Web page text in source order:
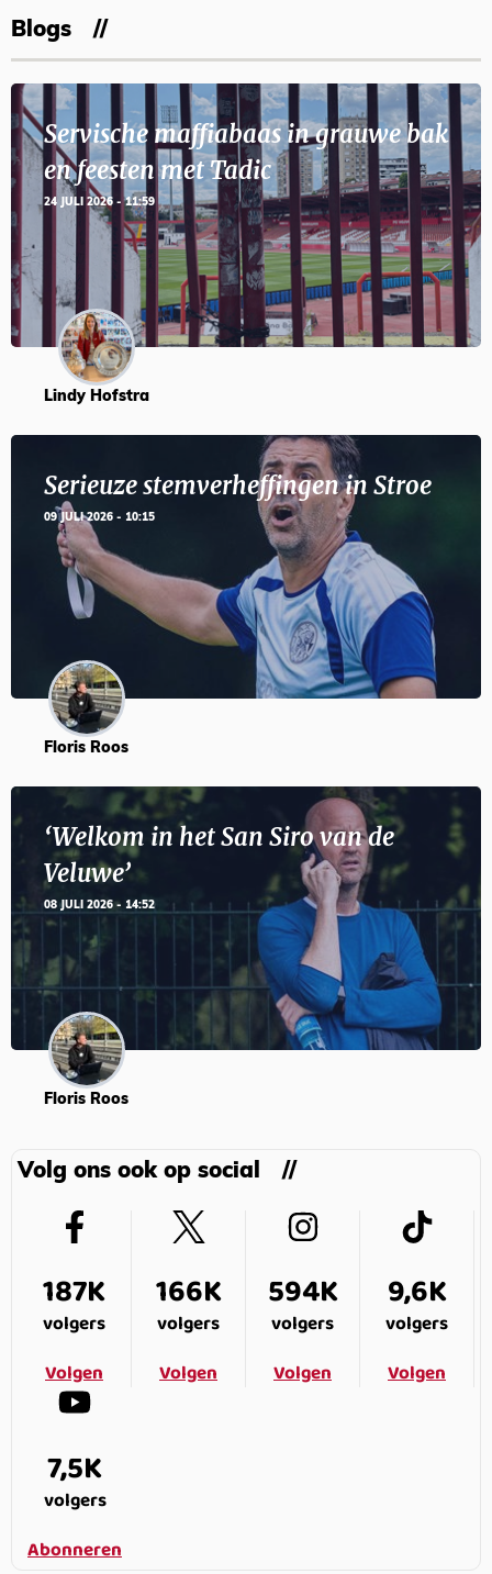
Blogs
Servische maffiabaas in grauwe bak
en feesten met Tadic
24 JULI 2026 - 11:59
Lindy Hofstra
Serieuze stemverheffingen in Stroe
09 JULI 2026 - 10:15
Floris Roos
‘Welkom in het San Siro van de
Veluwe’
08 JULI 2026 - 14:52
Floris Roos
Volg ons ook op social
187K
volgers
Volgen
166K
volgers
Volgen
594K
volgers
Volgen
9,6K
volgers
Volgen
7,5K
volgers
Abonneren